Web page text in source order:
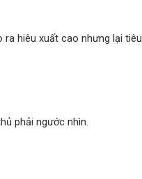
hiêu xuất cao nhưng lại tiêu
phải ngước nhìn.